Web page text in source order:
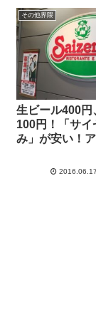
その他界隈
生ビール400円
100円！「サイ
み」が安い！ア
2016.06.17